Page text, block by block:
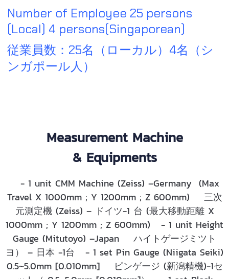
Number of Employee 25 persons
(Local) 4 persons(Singaporean)
従業員数：25名（ローカル）4名（シ
ンガポール人）
Measurement Machine
& Equipments
- 1 unit CMM Machine (Zeiss) –Germany (Max
Travel X 1000mm ; Y 1200mm ; Z 600mm) 三次
元測定機 (Zeiss) – ドイツ-1 台 (最大移動距離 X
1000mm ; Y 1200mm ; Z 600mm) - 1 unit Height
Gauge (Mitutoyo) –Japan ハイトゲージミツト
ヨ） – 日本 -1台 - 1 set Pin Gauge (Niigata Seiki)
0.5~5.0mm [0.010mm] ピンゲージ (新潟精機)-1セ